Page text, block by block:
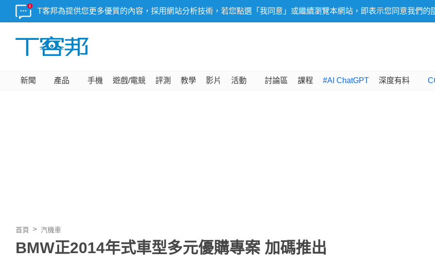
T客邦為提供您更多優質的內容，採用網站分析技術，若您點選「我同意」或繼續瀏覽本網站，即表示您同意我們的
新聞 產品 手機 遊戲/電競 評測 教學 影片 活動 討論區 課程 #AI ChatGPT 深度有料
首頁 汽機車
BMW正2014年式車型多元優購專案 加碼推出